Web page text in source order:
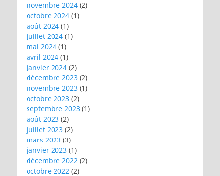
novembre 2024 (2)
octobre 2024 (1)
août 2024 (1)
juillet 2024 (1)
mai 2024 (1)
avril 2024 (1)
janvier 2024 (2)
décembre 2023 (2)
novembre 2023 (1)
octobre 2023 (2)
septembre 2023 (1)
août 2023 (2)
juillet 2023 (2)
mars 2023 (3)
janvier 2023 (1)
décembre 2022 (2)
octobre 2022 (2)